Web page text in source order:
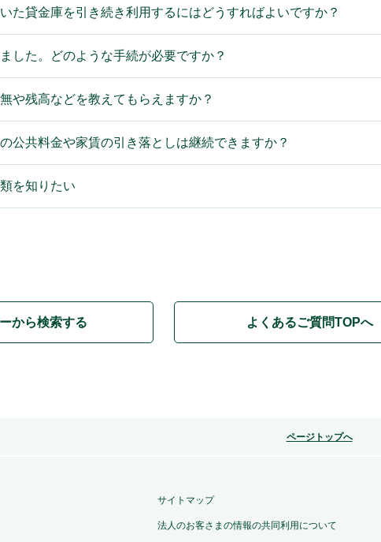
た貸金庫を引き続き利用するにはどうすればよいですか？
した。どのような手続が必要ですか？
や残高などを教えてもらえますか？
公共料金や家賃の引き落としは継続できますか？
を知りたい
から検索する よくあるご質問TOPへ
ページトップへ
サイトマップ
法人のお客さまの情報の共同利用について